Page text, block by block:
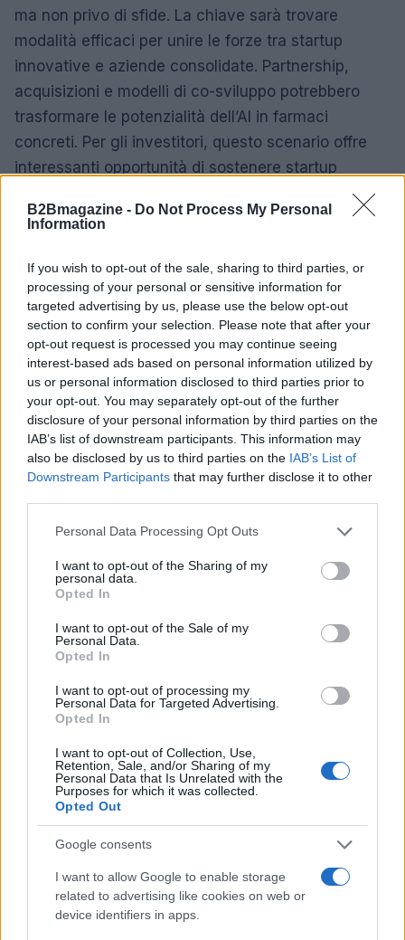
B2Bmagazine - Do Not Process My Personal
Information
If you wish to opt-out of the sale, sharing to third parties, or
processing of your personal or sensitive information for
targeted advertising by us, please use the below opt-out
section to confirm your selection. Please note that after your
opt-out request is processed you may continue seeing
interest-based ads based on personal information utilized by
us or personal information disclosed to third parties prior to
your opt-out. You may separately opt-out of the further
disclosure of your personal information by third parties on the
IAB’s list of downstream participants. This information may
also be disclosed by us to third parties on the IAB’s List of
Downstream Participants that may further disclose it to other
Please note that this website/app uses one or more Google
not limited to your visit or usage behaviour. You may click to
grant or deny consent to Google and its third-party tags to
use your data for below specified purposes in below Google
consent section.
Personal Data Processing Opt Outs
I want to opt-out of the Sharing of my
personal data.
Opted In
I want to opt-out of the Sale of my
Personal Data.
Opted In
I want to opt-out of processing my
Personal Data for Targeted Advertising.
Opted In
I want to opt-out of Collection, Use,
Retention, Sale, and/or Sharing of my
Personal Data that Is Unrelated with the
Purposes for which it was collected.
Opted Out
Google consents
I want to allow Google to enable storage
related to advertising like cookies on web or
device identifiers in apps.
ma non privo di sfide. La chiave sarà trovare
modalità efficaci per unire le forze tra startup
innovative e aziende consolidate. Partnership,
acquisizioni e modelli di co-sviluppo potrebbero
trasformare le potenzialità dell’AI in farmaci
concreti. Per gli investitori, questo scenario offre
interessanti opportunità di sostenere startup
promettenti e di creare sinergie con le big pharma.
AUTORE
AiAdhubMedia
Continua a leggere
B2B NEWS